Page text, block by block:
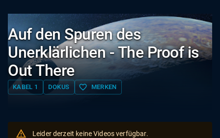
Auf den Spuren des
Unerklärlichen - The Proof is
Out There
KABEL 1 DOKUS favorite_border MERKEN
Leider derzeit keine Videos verfügbar.